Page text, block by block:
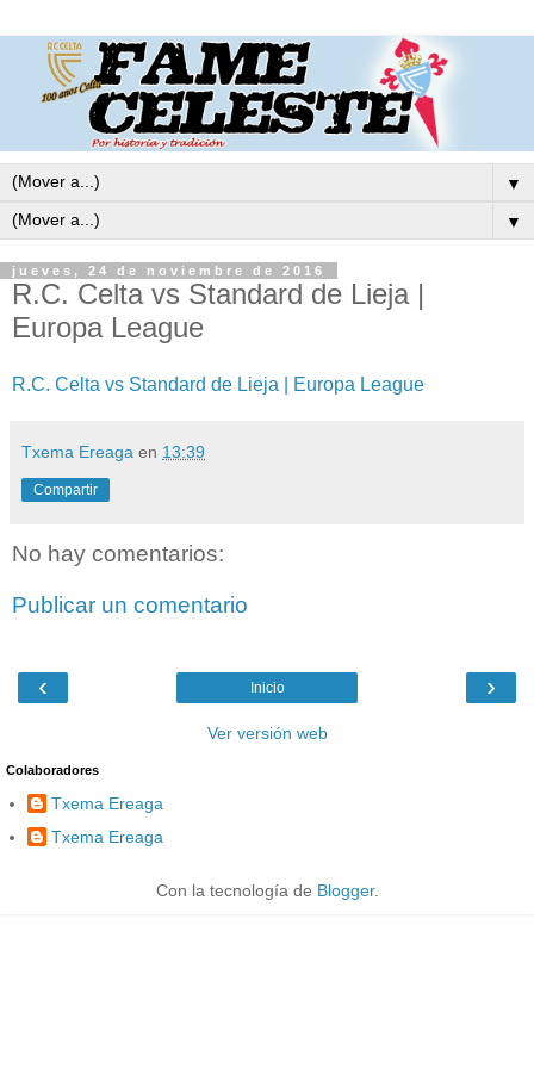
▼
▼
jueves, 24 de noviembre de 2016
R.C. Celta vs Standard de Lieja |
Europa League
R.C. Celta vs Standard de Lieja | Europa League
Txema Ereaga en 13:39
Compartir
No hay comentarios:
Publicar un comentario
‹ ›
Inicio
Ver versión web
Colaboradores
Txema Ereaga
Txema Ereaga
Con la tecnología de Blogger.